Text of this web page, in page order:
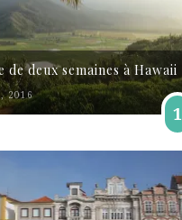
deux semaines à Hawaii
2016
1